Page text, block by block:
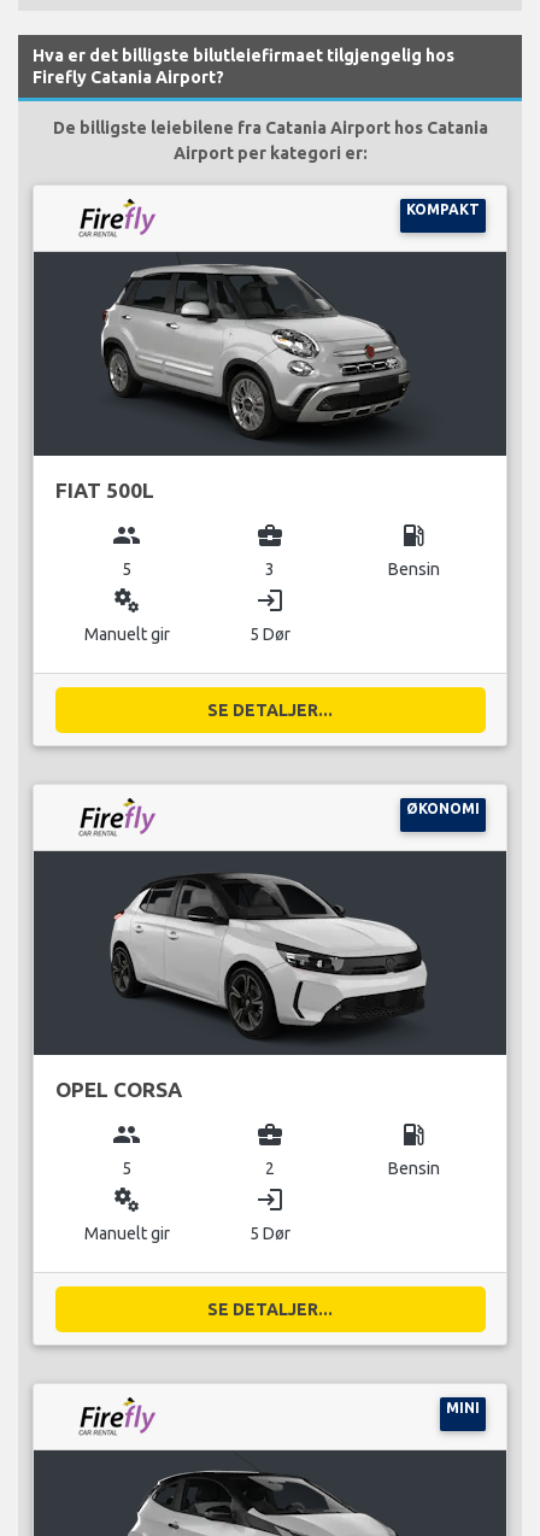
Hva er det billigste bilutleiefirmaet tilgjengelig hos
Firefly Catania Airport?
De billigste leiebilene fra Catania Airport hos Catania
Airport per kategori er:
KOMPAKT
FIAT 500L
group
5
business_center
3
local_gas_station
Bensin
miscellaneous_services
Manuelt gir
login
5 Dør
SE DETALJER...
ØKONOMI
OPEL CORSA
group
5
business_center
2
local_gas_station
Bensin
miscellaneous_services
Manuelt gir
login
5 Dør
SE DETALJER...
MINI